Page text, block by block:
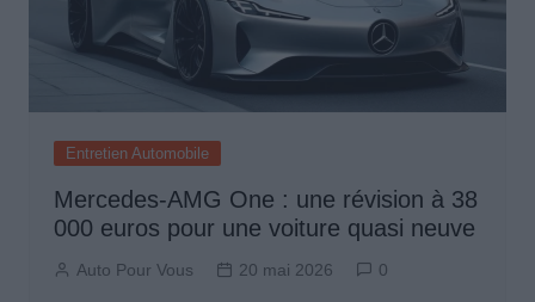
Entretien Automobile
Mercedes-AMG One : une révision à 38
000 euros pour une voiture quasi neuve
Auto Pour Vous 20 mai 2026 0